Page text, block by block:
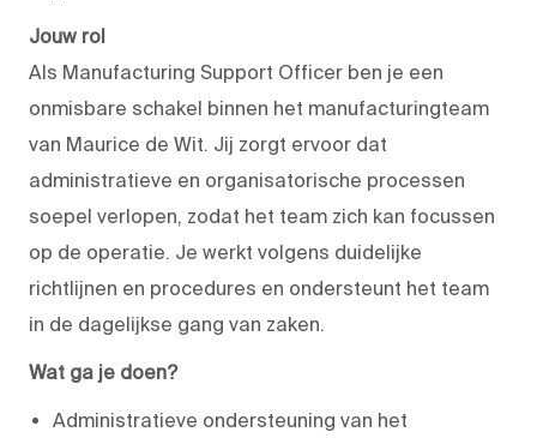
Jouw rol
Als Manufacturing Support Officer ben je een
onmisbare schakel binnen het manufacturingteam
van Maurice de Wit. Jij zorgt ervoor dat
administratieve en organisatorische processen
soepel verlopen, zodat het team zich kan focussen
op de operatie. Je werkt volgens duidelijke
richtlijnen en procedures en ondersteunt het team
in de dagelijkse gang van zaken.
Wat ga je doen?
Administratieve ondersteuning van het